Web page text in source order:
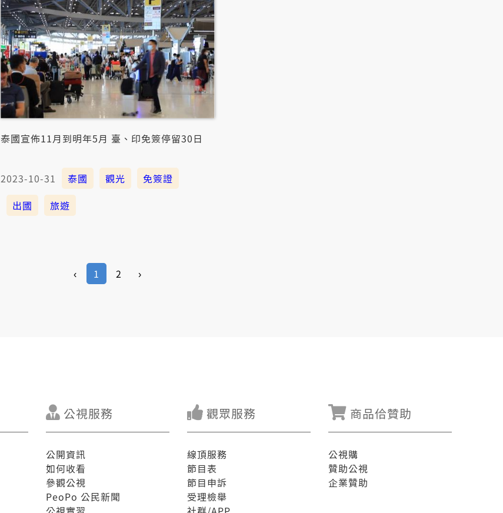
泰國宣佈11月到明年5月 臺、印免簽停留30日
2023-10-31 泰國 觀光
免簽證
出國
旅遊
‹ 1 2 ›
公視服務
公開資訊
如何收看
參觀公視
PeoPo 公民新聞
觀眾服務
線頂服務
節目表
節目申訴
受理檢舉
商品佮贊助
公視購
贊助公視
企業贊助